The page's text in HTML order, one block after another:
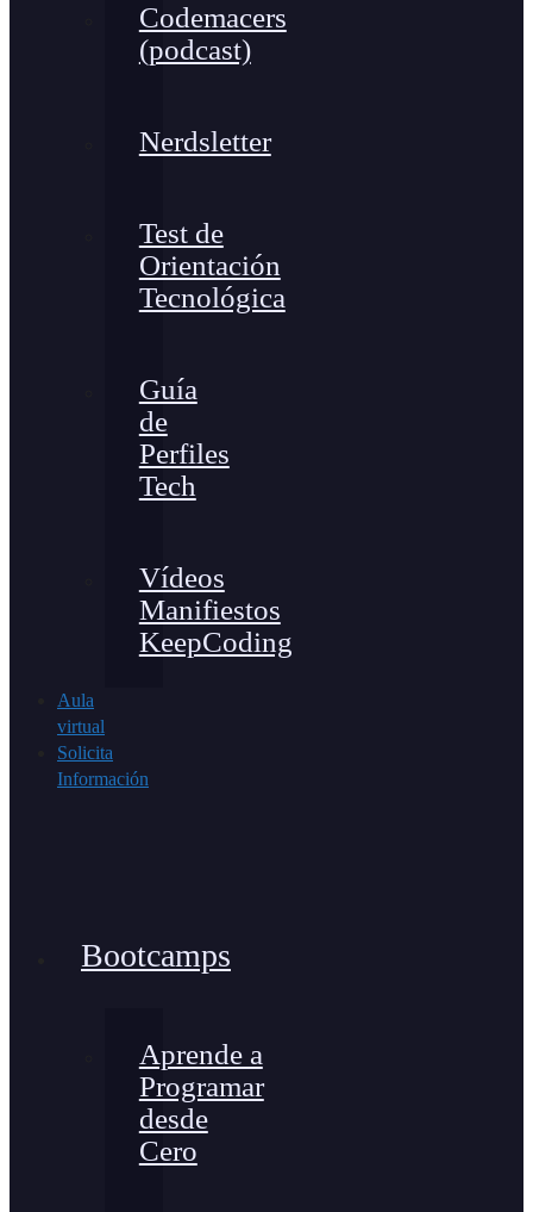
Codemacers
(podcast)
Nerdsletter
Test de
Orientación
Tecnológica
Guía
de
Perfiles
Tech
Vídeos
Manifiestos
KeepCoding
Aula
virtual
Solicita
Información
Bootcamps
Aprende a
Programar
desde
Cero